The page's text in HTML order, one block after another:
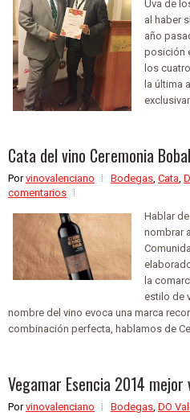
Uva de
al haber
año
posición
los
la última
Cata del vino Ceremonia
Porvinovalenciano Bodegas Cata
comentarios
Hablar
nombrar
la
estilo de
nombre del vino evoca una marca
combinación perfecta, hablamos de
Vegamar Esencia 2014 mejor
Porvinovalenciano Bodegas DO